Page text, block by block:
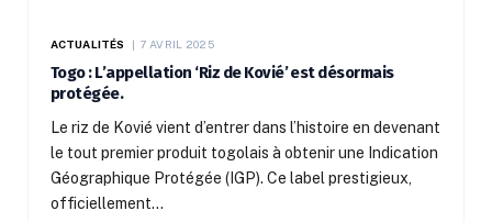
ACTUALITÉS 7 AVRIL 2025
Togo : L’appellation ‘Riz de Kovié’ est désormais
protégée.
Le riz de Kovié vient d’entrer dans l’histoire en devenant
le tout premier produit togolais à obtenir une Indication
Géographique Protégée (IGP). Ce label prestigieux,
officiellement…